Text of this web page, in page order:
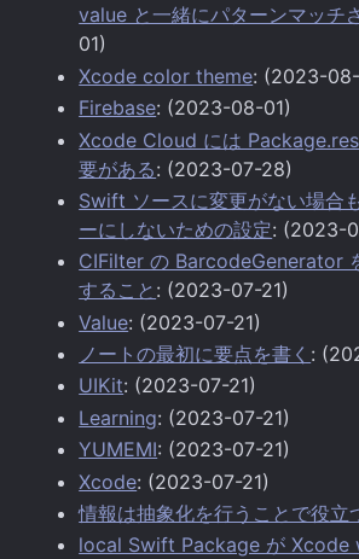
value と一緒にパターンマッチ
01)
Xcode color theme: (2023-
Firebase: (2023-08-01)
Xcode Cloud には
要がある: (2023-07-28)
Swift ソースに変更がない場合
ーにしないための設定: (2023-
CIFilter の BarcodeGenerator
すること : (2023-07-21)
Value: (2023-07-21)
ノートの最初に要点を書く :
UIKit: (2023-07-21)
Learning: (2023-07-21)
YUMEMI: (2023-07-21)
Xcode: (2023-07-21)
情報は抽象化を行うことで役立
local Swift Package が Xcode